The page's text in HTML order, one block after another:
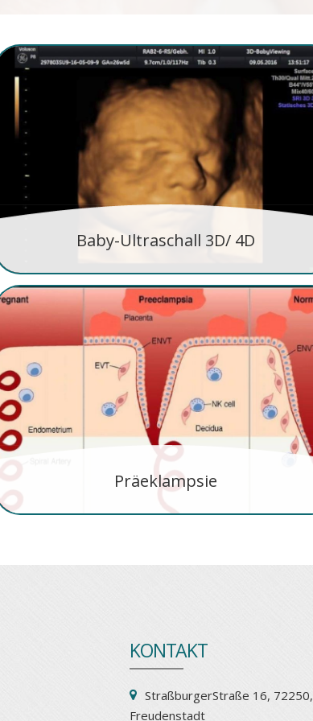
Baby-Ultraschall 3D/ 4D
Präeklampsie
KONTAKT
StraßburgerStraße 16, 72250,
Freudenstadt